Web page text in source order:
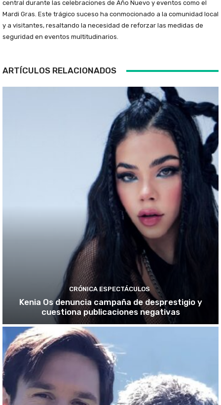
central durante las celebraciones de Año Nuevo y eventos como el
Mardi Gras. Este trágico suceso ha conmocionado a la comunidad local
y a visitantes, resaltando la necesidad de reforzar las medidas de
seguridad en eventos multitudinarios.
ARTÍCULOS RELACIONADOS
CRÓNICA ESPECTÁCULOS
Kenia Os denuncia campaña de desprestigio y
cuestiona publicaciones negativas